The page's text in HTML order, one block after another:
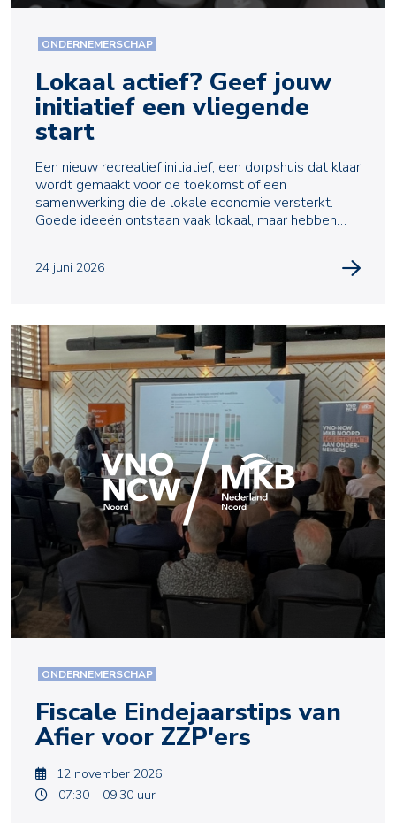
ONDERNEMERSCHAP
Lokaal actief? Geef jouw
initiatief een vliegende
start
Een nieuw recreatief initiatief, een dorpshuis dat klaar
wordt gemaakt voor de toekomst of een
samenwerking die de lokale economie versterkt.
Goede ideeën ontstaan vaak lokaal, maar hebben
24 juni 2026
ONDERNEMERSCHAP
Fiscale Eindejaarstips van
Afier voor ZZP'ers
12 november 2026
07:30 – 09:30 uur